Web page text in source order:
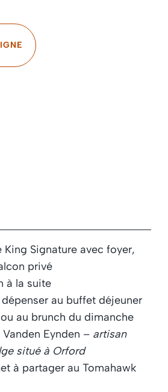
King Signature avec foyer,
privé
à la suite
dépenser au buffet déjeuner
au brunch du dimanche
Eynden – artisan
situé à Orford
à partager au Tomahawk